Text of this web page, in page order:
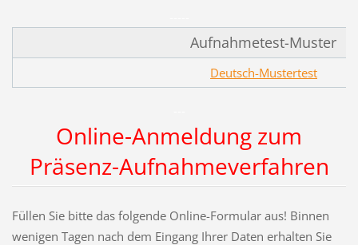
Aufnahmetest-Muster
Deutsch-Mustertest
Online-Anmeldung zum
Präsenz-Aufnahmeverfahren
Füllen Sie bitte das folgende Online-Formular aus! Binnen
wenigen Tagen nach dem Eingang Ihrer Daten erhalten Sie